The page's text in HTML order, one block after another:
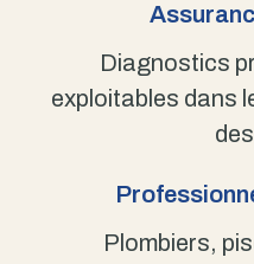
Diagnostics
exploitables dans
Plombiers,